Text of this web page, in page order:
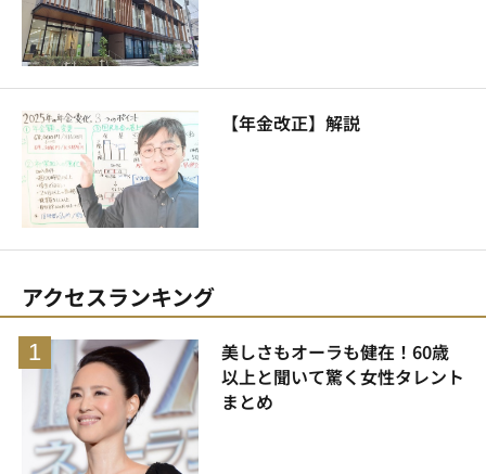
【年金改正】解説
アクセスランキング
美しさもオーラも健在！60歳
以上と聞いて驚く女性タレント
まとめ